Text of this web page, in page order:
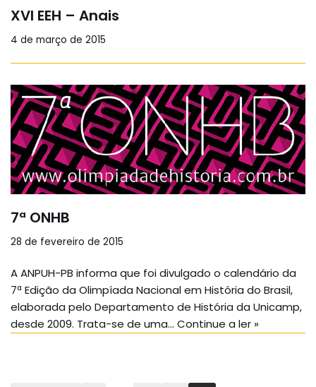
XVI EEH – Anais
4 de março de 2015
7ª ONHB
28 de fevereiro de 2015
A ANPUH-PB informa que foi divulgado o calendário da
7ª Edição da Olimpíada Nacional em História do Brasil,
elaborada pelo Departamento de História da Unicamp,
desde 2009. Trata-se de uma… Continue a ler »